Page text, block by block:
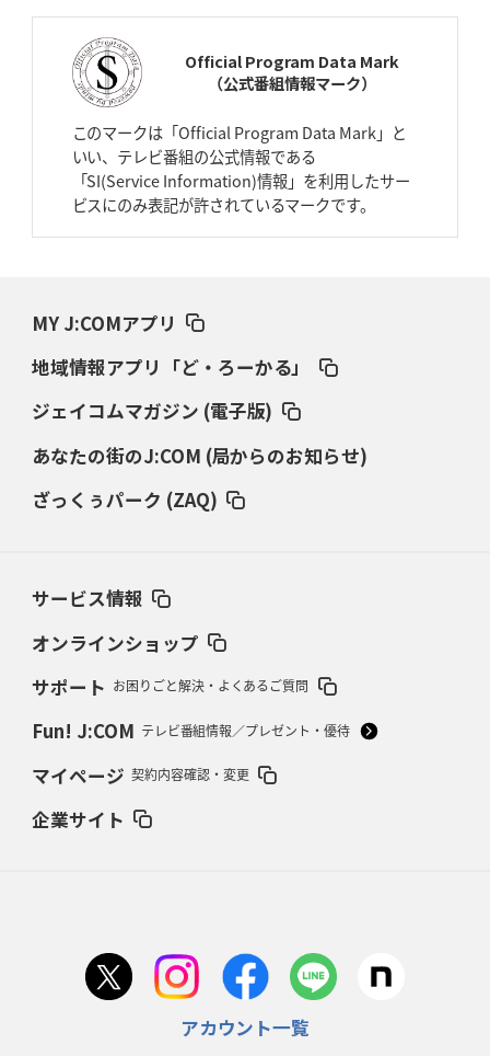
2026年4月9日(木)更新
スティーラーズ、名門復活の足音
2026年4月2日(木)更新
2026年3月26日(木)更新
AZ-COM丸和、リーグワンへ参入決定 「フィールド丸ごと計測機器」の
ダイナボアーズ、“逆輸入SO”三宅駿
「ニュージーランドのフレア（閃
2026年3月5日(木)更新
2026年2月19日(木)更新
37年女子W杯招致への課題と期待
2026年2月12日(木)更新
2026年2月5日(木)更新
占い方
首位スピアーズ、充実の攻撃力 「湧き出る」パスでトライ量産
Official Program Data Mark
（公式番組情報マーク）
このマークは「Official Program Data Mark」と
いい、テレビ番組の公式情報である
「SI(Service Information)情報」を利用したサー
ビスにのみ表記が許されているマークです。
MY J:COMアプリ
地域情報アプリ「ど・ろーかる」
ジェイコムマガジン (電子版)
あなたの街のJ:COM (局からのお知らせ)
ざっくぅパーク (ZAQ)
サービス情報
オンラインショップ
サポート お困りごと解決・よくあるご質問
Fun! J:COM テレビ番組情報／プレゼント・優待
マイページ 契約内容確認・変更
企業サイト
アカウント一覧